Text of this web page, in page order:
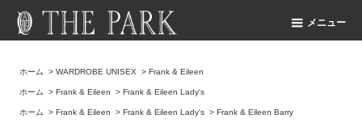
メニュー
ホーム >WARDROBE UNISEX >Frank & Eileen
ホーム >Frank & Eileen >Frank & Eileen Lady's
ホーム >Frank & Eileen >Frank & Eileen Lady's >Frank & Eileen Barry